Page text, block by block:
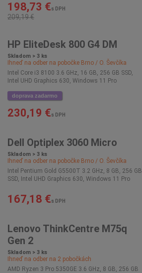
198,73 €s DPH
209,19 €
HP EliteDesk 800 G4 DM
Skladom > 3 ks
Ihneď na odber na pobočke Brno / O. Ševčíka
Intel Core i3 8100 3.6 GHz, 16 GB, 256 GB SSD,
Intel UHD Graphics 630, Windows 11 Pro
doprava zadarmo
230,19 €s DPH
Dell Optiplex 3060 Micro
Skladom > 3 ks
Ihneď na odber na pobočke Brno / O. Ševčíka
Intel Pentium Gold G5500T 3.2 GHz, 8 GB, 256 GB
SSD, Intel UHD Graphics 630, Windows 11 Pro
167,18 €s DPH
Lenovo ThinkCentre M75q
Gen 2
Skladom > 3 ks
Ihneď na odber na 2 pobočkách
AMD Ryzen 3 Pro 5350GE 3.6 GHz, 8 GB, 256 GB